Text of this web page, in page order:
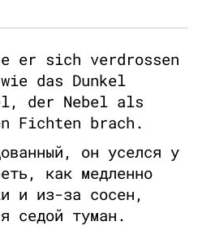
er sich verdrossen
das Dunkel
der Nebel als
Fichten brach.
он уселся у
как медленно
и из-за сосен,
седой туман.